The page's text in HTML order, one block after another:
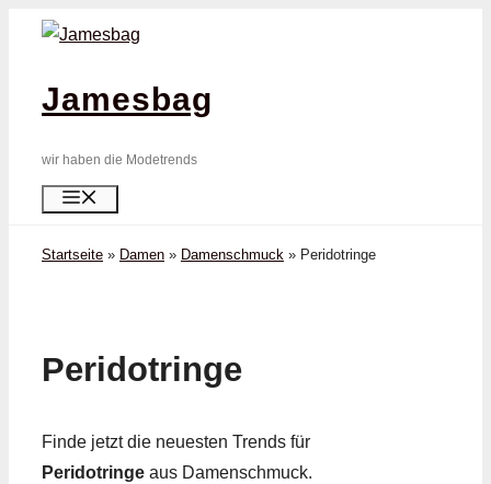
Zum
springenJamesbag
wir haben die Modetrends
Startseite » Damen » Damenschmuck » Peridot­ringe
Peridot­ringe
Finde jetzt die neuesten Trends für
Peridot­ringe aus Damenschmuck.